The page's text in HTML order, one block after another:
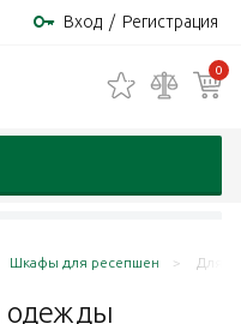
Вход / Регистрация
0
Шкафы для ресепшен Для
одежды